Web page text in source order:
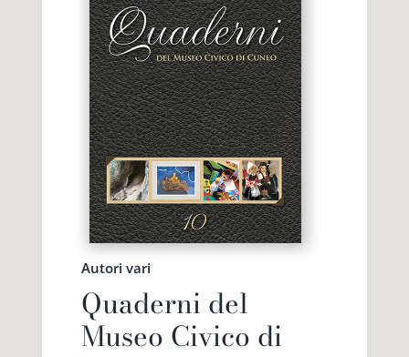
Autori vari
Quaderni del
Museo Civico di